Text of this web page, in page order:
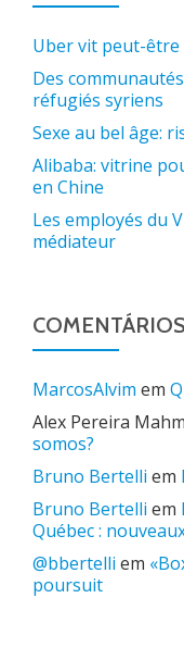
Uber vit peut-être
Des
réfugiés syriens
Sexe au bel âge:
Alibaba: vitrine
en Chine
Les employés du
médiateur
COMENTÁRIOS
MarcosAlvim em
Alex Pereira
somos?
Bruno Bertelli em
Bruno Bertelli em
Québec :
@bbertelli em
poursuit